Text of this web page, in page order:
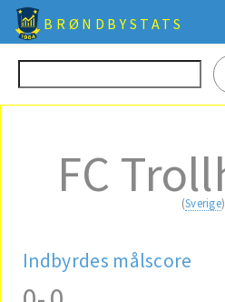
BRØNDBYSTATS
FC (Sverige)
Indbyrdes målscore